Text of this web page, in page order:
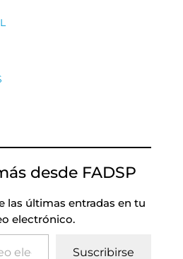
desde FADSP
las últimas entradas en tu
electrónico.
Suscribirse